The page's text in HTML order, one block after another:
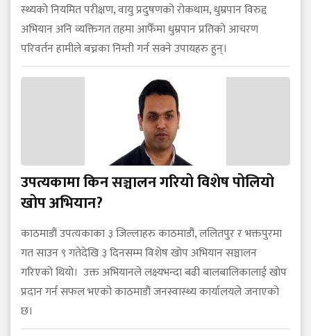
स्थ्यको नियमित परीक्षण, वायु प्रदुषणको रोकथाम, धुम्रपान विरुद्द
अभियान अनि व्यक्तिगत तहमा आफैँमा धुम्रपान प्रतिको आचरण
परिवर्तन हामीले बच्नका निम्ती गर्न सक्ने उपायहरु हुन्।
उपत्यकामा किन सञ्चालन गरियो विशेष पोलियो
खोप अभियान?
काठमाडौं उपत्यकाका ३ जिल्लाहरु काठमाडौं, ललितपुर र भक्तपुरमा
गत साउन ९ गतेदेखि ३ दिनसम्म विशेष खोप अभियान सञ्चालन
गरिएको थियो। उक्त अभियानले लक्ष्यभन्दा बढी बालबालिकालाई खोप
प्रदान गर्न सफल भएको काठमाडौं जनस्वास्थ्य कार्यालयले जनाएको
छ।